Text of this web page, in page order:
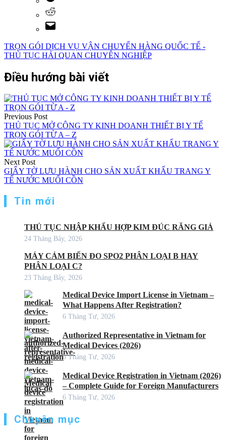
TRỌN GÓI DỊCH VỤ VẬN CHUYỂN HÀNG QUỐC TẾ -
THỦ TỤC HẢI QUAN CHUYÊN NGHIỆP
Điều hướng bài viết
Previous Post
THỦ TỤC MỞ CÔNG TY KINH DOANH THIẾT BỊ Y TẾ
TRỌN GÓI TỪ A – Z
Next Post
GIẤY TỜ LƯU HÀNH CHO SẢN XUẤT KHẨU TRANG Y
TẾ NƯỚC MUỐI CỒN
Tin mới
THỦ TỤC NHẬP KHẨU HỢP KIM ĐÚC RĂNG GIẢ
24 Tháng Bảy, 2026
MÁY CẢM BIẾN ĐO SPO2 PHÂN LOẠI B HAY
PHÂN LOẠI C?
23 Tháng Bảy, 2026
Medical Device Import License in Vietnam –
What Happens After Registration?
6 Tháng Tư, 2026
Authorized Representative in Vietnam for
Medical Devices (2026)
6 Tháng Tư, 2026
Medical Device Registration in Vietnam (2026)
– Complete Guide for Foreign Manufacturers
6 Tháng Tư, 2026
Chuyên mục